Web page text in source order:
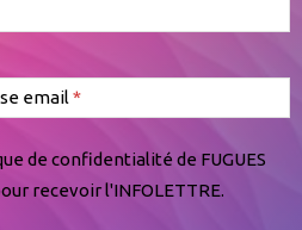
email
de confidentialité de FUGUES
recevoir l'INFOLETTRE.